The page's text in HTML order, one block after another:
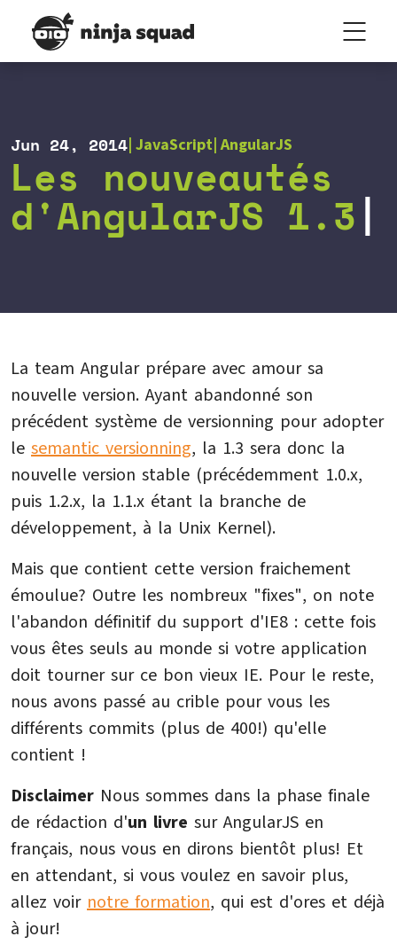
Les nouveautés
d'AngularJS 1.3
Jun 24, 2014 JavaScript AngularJS
La team Angular prépare avec amour sa
nouvelle version. Ayant abandonné son
précédent système de versionning pour adopter
le semantic versionning, la 1.3 sera donc la
nouvelle version stable (précédemment 1.0.x,
puis 1.2.x, la 1.1.x étant la branche de
développement, à la Unix Kernel).
Mais que contient cette version fraichement
émoulue? Outre les nombreux "fixes", on note
l'abandon définitif du support d'IE8 : cette fois
vous êtes seuls au monde si votre application
doit tourner sur ce bon vieux IE. Pour le reste,
nous avons passé au crible pour vous les
différents commits (plus de 400!) qu'elle
contient !
Disclaimer Nous sommes dans la phase finale
de rédaction d'un livre sur AngularJS en
français, nous vous en dirons bientôt plus! Et
en attendant, si vous voulez en savoir plus,
allez voir notre formation, qui est d'ores et déjà
à jour!